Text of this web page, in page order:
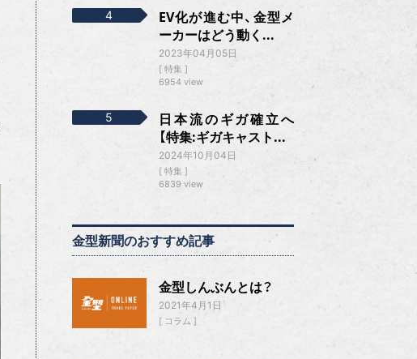
EV化が進む中、金型メ
ーカーはどう動く...
2023年04月05日
特集
6954 view
日本流のギガ確立へ
【特集:ギガキャスト...
2024年10月04日
特集
6839 view
金型新聞のおすすめ記事
金型しんぶんとは？
2021年4月1日
コラム